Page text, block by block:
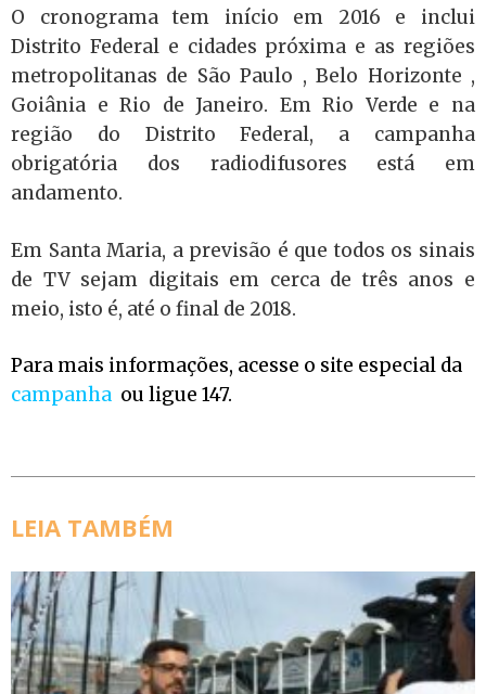
O cronograma tem início em 2016 e inclui
Distrito Federal e cidades próxima e as regiões
metropolitanas de São Paulo , Belo Horizonte ,
Goiânia e Rio de Janeiro. Em Rio Verde e na
região do Distrito Federal, a campanha
obrigatória dos radiodifusores está em
andamento.
Em Santa Maria, a previsão é que todos os sinais
de TV sejam digitais em cerca de três anos e
meio, isto é, até o final de 2018.
Para mais informações, acesse o site especial da
campanha ou ligue 147.
LEIA TAMBÉM